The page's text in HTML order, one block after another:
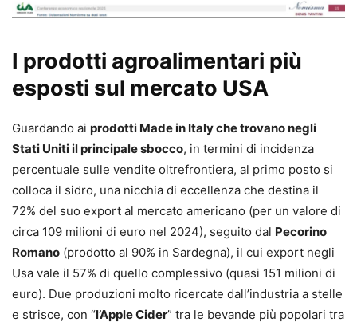
I prodotti agroalimentari più
esposti sul mercato USA
Guardando ai prodotti Made in Italy che trovano negli
Stati Uniti il principale sbocco, in termini di incidenza
percentuale sulle vendite oltrefrontiera, al primo posto si
colloca il sidro, una nicchia di eccellenza che destina il
72% del suo export al mercato americano (per un valore di
circa 109 milioni di euro nel 2024), seguito dal Pecorino
Romano (prodotto al 90% in Sardegna), il cui export negli
Usa vale il 57% di quello complessivo (quasi 151 milioni di
euro). Due produzioni molto ricercate dall’industria a stelle
e strisce, con “l’Apple Cider” tra le bevande più popolari tra